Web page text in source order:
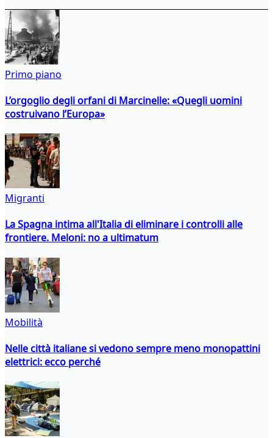
Primo piano
L’orgoglio degli orfani di Marcinelle: «Quegli uomini
costruivano l’Europa»
Migranti
La Spagna intima all'Italia di eliminare i controlli alle
frontiere. Meloni: no a ultimatum
Mobilità
Nelle città italiane si vedono sempre meno monopattini
elettrici: ecco perché